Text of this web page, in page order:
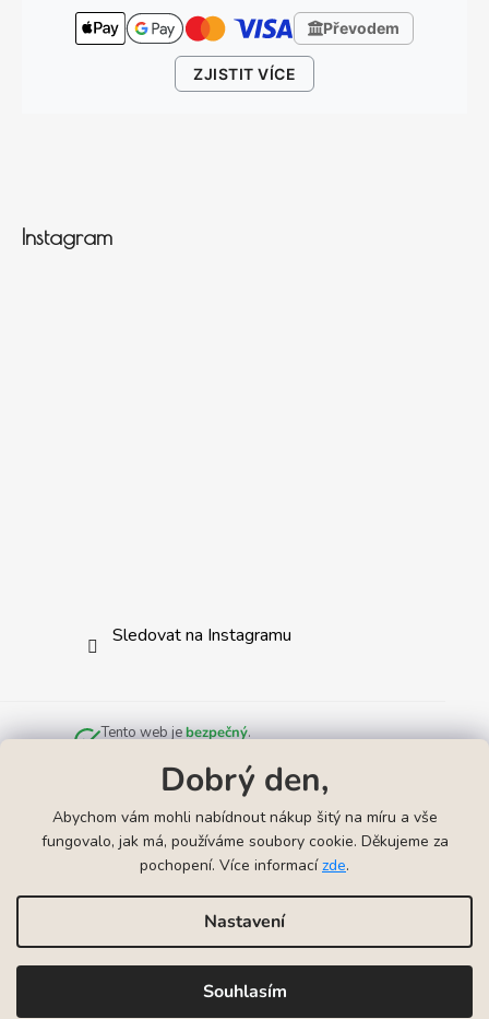
Dobrý den,
Abychom vám mohli nabídnout nákup šitý na míru a vše
fungovalo, jak má, používáme soubory cookie. Děkujeme za
pochopení. Více informacízde.
Nastavení
Souhlasím
Převodem
ZJISTIT VÍCE
Instagram
Sledovat na Instagramu
Tento web jebezpečný.
Náhrdelníky k narození miminka
Náramky k narození
Vytvořil Shoptet
VYRYJTO | Gravírování šperků